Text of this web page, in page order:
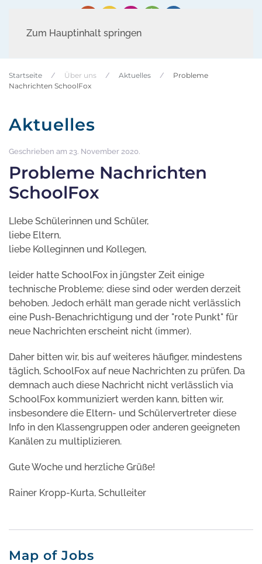
Zum Hauptinhalt springen
Startseite Über uns Aktuelles
Probleme
Nachrichten SchoolFox
Aktuelles
Geschrieben am 23. November 2020.
Probleme Nachrichten
SchoolFox
LIebe Schülerinnen und Schüler,
liebe Eltern,
liebe Kolleginnen und Kollegen,
leider hatte SchoolFox in jüngster Zeit einige
technische Probleme; diese sind oder werden derzeit
behoben. Jedoch erhält man gerade nicht verlässlich
eine Push-Benachrichtigung und der "rote Punkt" für
neue Nachrichten erscheint nicht (immer).
Daher bitten wir, bis auf weiteres häufiger, mindestens
täglich, SchoolFox auf neue Nachrichten zu prüfen. Da
demnach auch diese Nachricht nicht verlässlich via
SchoolFox kommuniziert werden kann, bitten wir,
insbesondere die Eltern- und Schülervertreter diese
Info in den Klassengruppen oder anderen geeigneten
Kanälen zu multiplizieren.
Gute Woche und herzliche Grüße!
Rainer Kropp-Kurta, Schulleiter
Map of Jobs